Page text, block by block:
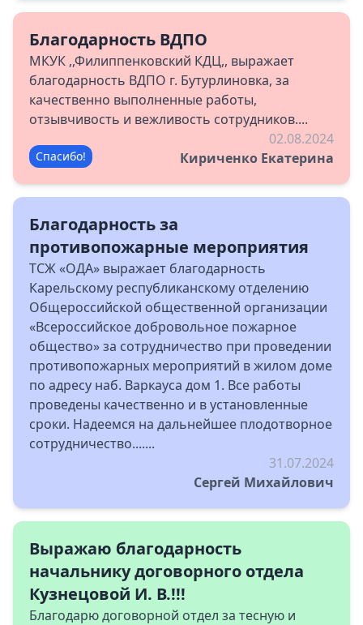
Благодарность ВДПО
МКУК ,,Филиппенковский КДЦ,, выражает
благодарность ВДПО г. Бутурлиновка, за
качественно выполненные работы,
отзывчивость и вежливость сотрудников....
Спасибо!
02.08.2024
Кириченко Екатерина
Благодарность за
противопожарные мероприятия
ТСЖ «ОДА» выражает благодарность
Карельскому республиканскому отделению
Общероссийской общественной организации
«Всероссийское добровольное пожарное
общество» за сотрудничество при проведении
противопожарных мероприятий в жилом доме
по адресу наб. Варкауса дом 1. Все работы
проведены качественно и в установленные
сроки. Надеемся на дальнейшее плодотворное
сотрудничество.......
31.07.2024
Сергей Михайлович
Выражаю благодарность
начальнику договорного отдела
Кузнецовой И. В.!!!
Благодарю договорной отдел за тесную и